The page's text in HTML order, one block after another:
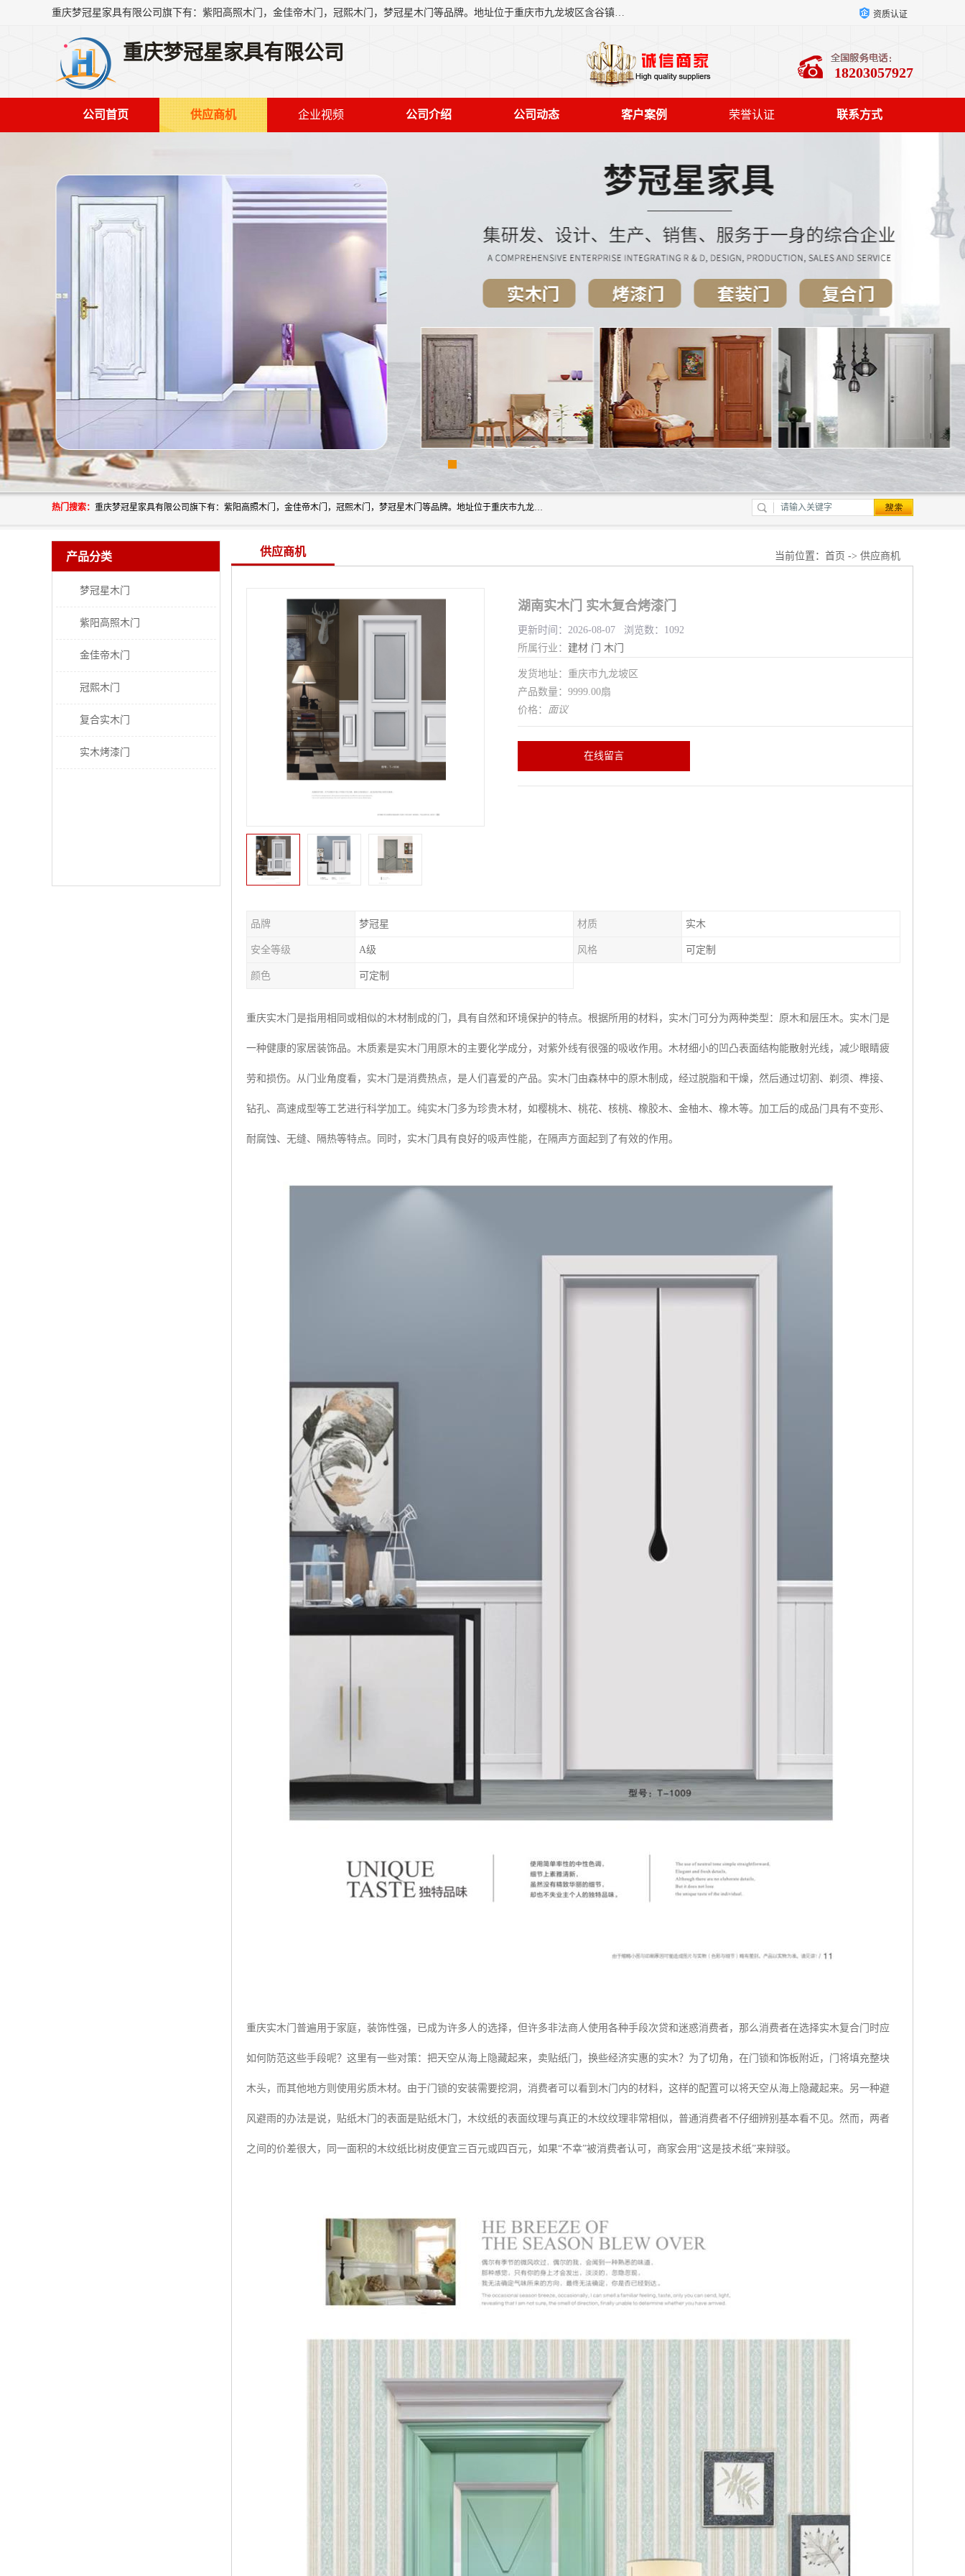
重庆梦冠星家具有限公司旗下有：紫阳高照木门，金佳帝木门，冠熙木门，梦冠星木门等品牌。地址位于重庆市九龙坡区含谷镇崇兴村7社，欢迎新老客户来访。 资质认证
重庆梦冠星家具有限公司
18203057927
公司首页 供应商机 企业视频 公司介绍 公司动态 客户案例 荣誉认证 联系方式
热门搜索： 重庆梦冠星家具有限公司旗下有：紫阳高照木门，金佳帝木门，冠熙木门，梦冠星木门等品牌。地址位于重庆市九龙坡区含谷镇崇兴村7社，欢迎新老客户来访。
产品分类
梦冠星木门
紫阳高照木门
金佳帝木门
冠熙木门
复合实木门
实木烤漆门
供应商机 当前位置： 首页 -> 供应商机
湖南实木门 实木复合烤漆门
更新时间：2026-08-07 浏览数：1092
所属行业： 建材 门 木门
发货地址：重庆市九龙坡区
产品数量：9999.00扇
价格： 面议
在线留言
品牌 梦冠星 材质 实木
安全等级 A级 风格 可定制
颜色 可定制
重庆实木门是指用相同或相似的木材制成的门，具有自然和环境保护的特点。根据所用的材料，实木门可分为两种类型：原木和层压木。实木门是
一种健康的家居装饰品。木质素是实木门用原木的主要化学成分，对紫外线有很强的吸收作用。木材细小的凹凸表面结构能散射光线，减少眼睛疲
劳和损伤。从门业角度看，实木门是消费热点，是人们喜爱的产品。实木门由森林中的原木制成，经过脱脂和干燥，然后通过切割、剃须、榫接、
钻孔、高速成型等工艺进行科学加工。纯实木门多为珍贵木材，如樱桃木、桃花、核桃、橡胶木、金柚木、橡木等。加工后的成品门具有不变形、
耐腐蚀、无缝、隔热等特点。同时，实木门具有良好的吸声性能，在隔声方面起到了有效的作用。
重庆实木门普遍用于家庭，装饰性强，已成为许多人的选择，但许多非法商人使用各种手段次贷和迷惑消费者，那么消费者在选择实木复合门时应
如何防范这些手段呢？这里有一些对策：把天空从海上隐藏起来，卖贴纸门，换些经济实惠的实木？为了切角，在门锁和饰板附近，门将填充整块
木头，而其他地方则使用劣质木材。由于门锁的安装需要挖洞，消费者可以看到木门内的材料，这样的配置可以将天空从海上隐藏起来。另一种避
风避雨的办法是说，贴纸木门的表面是贴纸木门，木纹纸的表面纹理与真正的木纹纹理非常相似，普通消费者不仔细辨别基本看不见。然而，两者
之间的价差很大，同一面积的木纹纸比树皮便宜三百元或四百元，如果“不幸”被消费者认可，商家会用“这是技术纸”来辩驳。